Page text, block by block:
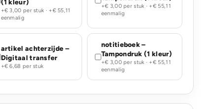
(1 kleur)
+€ 3,00 per stuk · +€ 55,11
eenmalig
+€ 3,00 per stuk · +€ 55,11
eenmalig
artikel achterzijde –
Digitaal transfer
+€ 6,68 per stuk
notitieboek –
Tampondruk (1 kleur)
+€ 3,00 per stuk · +€ 55,11
eenmalig